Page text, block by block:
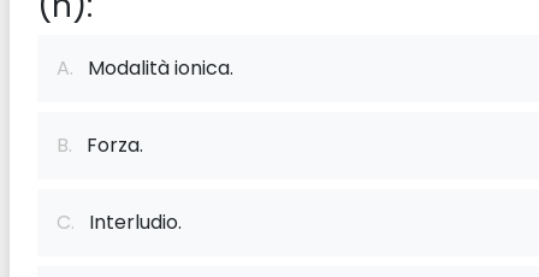
A. Modalità ionica.
B. Forza.
C. Interludio.